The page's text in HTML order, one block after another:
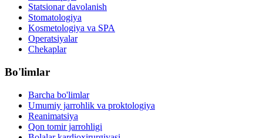
Statsionar davolanish
Stomatologiya
Kosmetologiya va SPA
Operatsiyalar
Chekaplar
Bo'limlar
Barcha bo'limlar
Umumiy jarrohlik va proktologiya
Reanimatsiya
Qon tomir jarrohligi